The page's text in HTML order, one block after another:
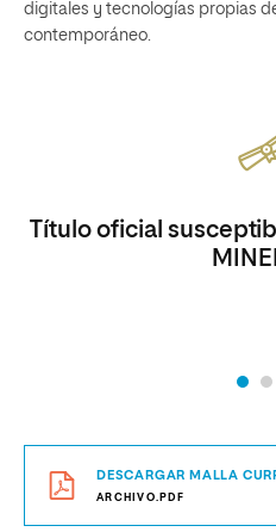
digitales y tecnologías propias
contemporáneo.
Título oficial
DESCARGAR MALLA
ARCHIVO.PDF